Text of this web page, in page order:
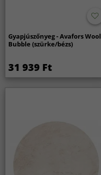
Gyapjúszőnyeg - Avafors Wool
Bubble (szürke/bézs)
31 939 Ft